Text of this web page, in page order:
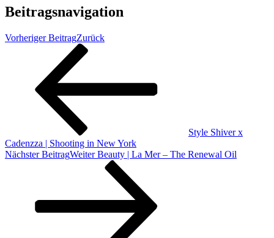
Beitragsnavigation
Vorheriger BeitragZurück
Style Shiver x
Cadenzza | Shooting in New York
Nächster BeitragWeiter Beauty | La Mer – The Renewal Oil